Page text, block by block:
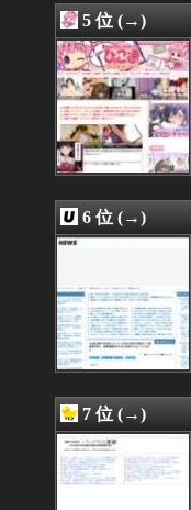
08/09 23:30
08/09 23:30
08/09 23:30
08/09 23:30
08/09 23:30
08/09 23:29
08/09 23:29
08/09 23:25
08/09 23:25
08/09 23:25
08/09 23:25
08/09 23:23
08/09 23:20
08/09 23:20
08/09 23:19
08/09 23:18
08/09 23:16
08/09 23:14
08/09 23:12
08/09 23:12
08/09 23:12
08/09 23:11
5 位 (→)
6 位 (→)
7 位 (→)